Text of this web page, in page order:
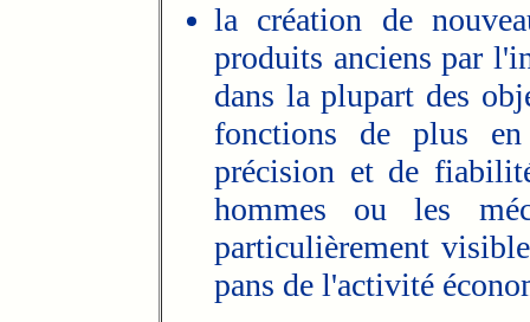
la création de
produits anciens par
dans la plupart des
fonctions de plus
précision et de
hommes ou les
particulièrement
pans de l'activité